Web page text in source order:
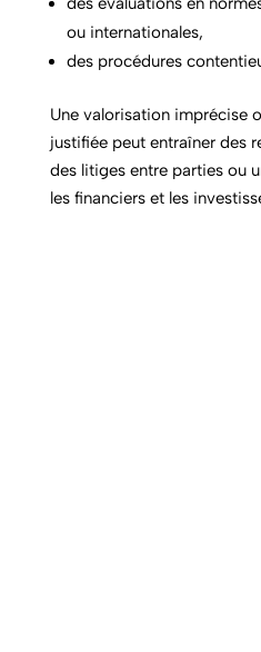
ou internationales,
des procédures
Une valorisation imprécise
justifiée peut entraîner des
des litiges entre parties ou
les financiers et les